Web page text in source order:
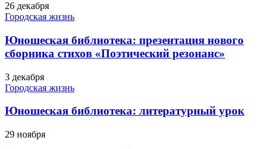
26 декабря
Городская жизнь
Юношеская библиотека: презентация нового
сборника стихов «Поэтический резонанс»
3 декабря
Городская жизнь
Юношеская библиотека: литературный урок
29 ноября